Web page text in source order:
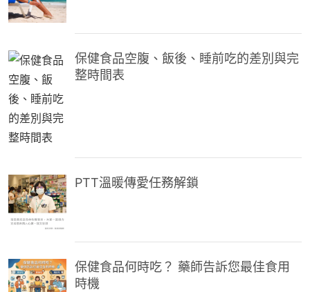
保健食品空腹、飯後、睡前吃的差別與完
整時間表
PTT溫暖傳愛任務解鎖
保健食品何時吃？ 藥師告訴您最佳食用
時機